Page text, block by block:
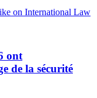
ont
de la sécurité